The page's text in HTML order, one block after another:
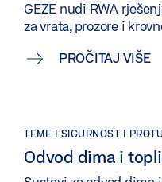
GEZE nudi RWA
za vrata, prozore i
PROČITAJ VIŠE
TEME | SIGURNOST |
Odvod dima i